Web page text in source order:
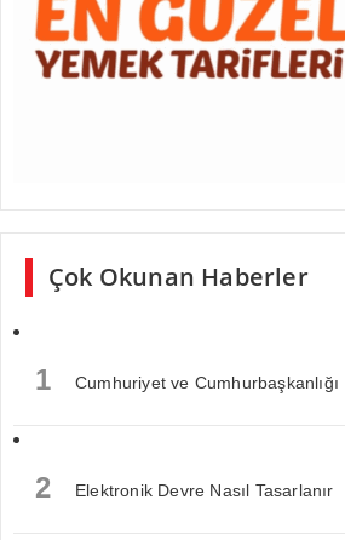
Çok Okunan Haberler
1 Cumhuriyet ve Cumhurbaşkanlığı
2 Elektronik Devre Nasıl Tasarlanır